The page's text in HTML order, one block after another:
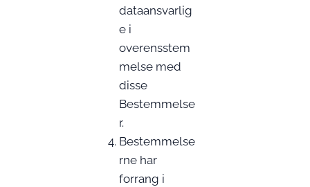
dataansvarlig
e i
overensstem
melse med
disse
Bestemmelse
r.
Bestemmelse
rne har
forrang i